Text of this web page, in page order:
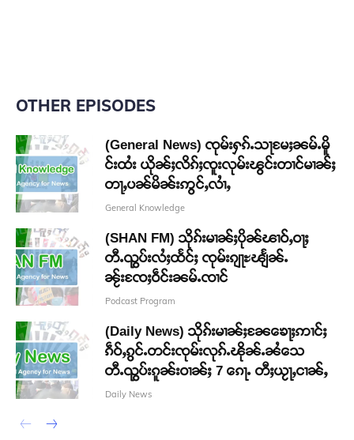
OTHER EPISODES
(General News) ၸုမ်းႁၵ်ႉသႃမႄႈၼမ်ႉမိူ
င်းထႆး ယိုၼ်ႈလိၵ်ႈၸူးလုမ်းၽွင်းတၢင်မၢၼ်ႈ
တႃႇပၼ်မိၼ်းဢွင်ႇလၢႆႇ
General Knowledge
(SHAN FM) သိုၵ်းမၢၼ်ႈပိုၼ်ၽၢဝ်ႇဝႃႈ
တီႉၺွပ်းလႆႈထႅင်ႈ ၸုမ်းၵျႃႊၽျႅၼ်ႉ
ၼႂ်းၸႄႈဝဵင်းၼမ်ႉၸၢင်
Podcast Program
(Daily News) သိုၵ်းမၢၼ်ႈၼႄၶေႃႈဢၢင်ႈ
ၵဵဝ်ႇၵွင်ႉတင်းၸုမ်းလုၵ်ႉၽိုၼ်ႉၼႆသေ
တီႉၺွပ်းၵူၼ်းဝၢၼ်ႈ 7 ၵေႃႉ တီႈယႂႃႇငၢၼ်ႇ
Daily News